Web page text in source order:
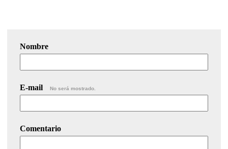
Nombre
E-mail No será mostrado.
Comentario